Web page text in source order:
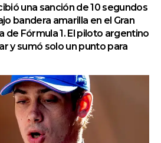
una sanción de 10 segundos
bandera amarilla en el Gran
de Fórmula 1. El piloto argentino
y sumó solo un punto para